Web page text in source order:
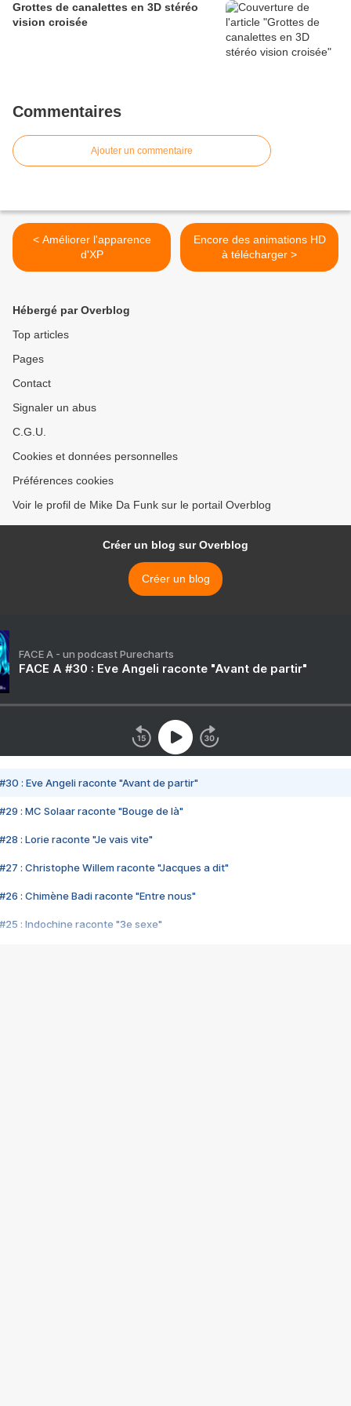
Grottes de canalettes en 3D stéréo
vision croisée
Commentaires
Ajouter un commentaire
< Améliorer l'apparence
d'XP
Encore des animations HD
à télécharger >
Hébergé par Overblog
Top articles
Pages
Contact
Signaler un abus
C.G.U.
Cookies et données personnelles
Préférences cookies
Voir le profil de Mike Da Funk sur le portail Overblog
Créer un blog sur Overblog
Créer un blog
FACE A - un podcast Purecharts
FACE A #30 : Eve Angeli raconte "Avant de partir"
#30 : Eve Angeli raconte "Avant de partir"
#29 : MC Solaar raconte "Bouge de là"
#28 : Lorie raconte "Je vais vite"
#27 : Christophe Willem raconte "Jacques a dit"
#26 : Chimène Badi raconte "Entre nous"
#25 : Indochine raconte "3e sexe"